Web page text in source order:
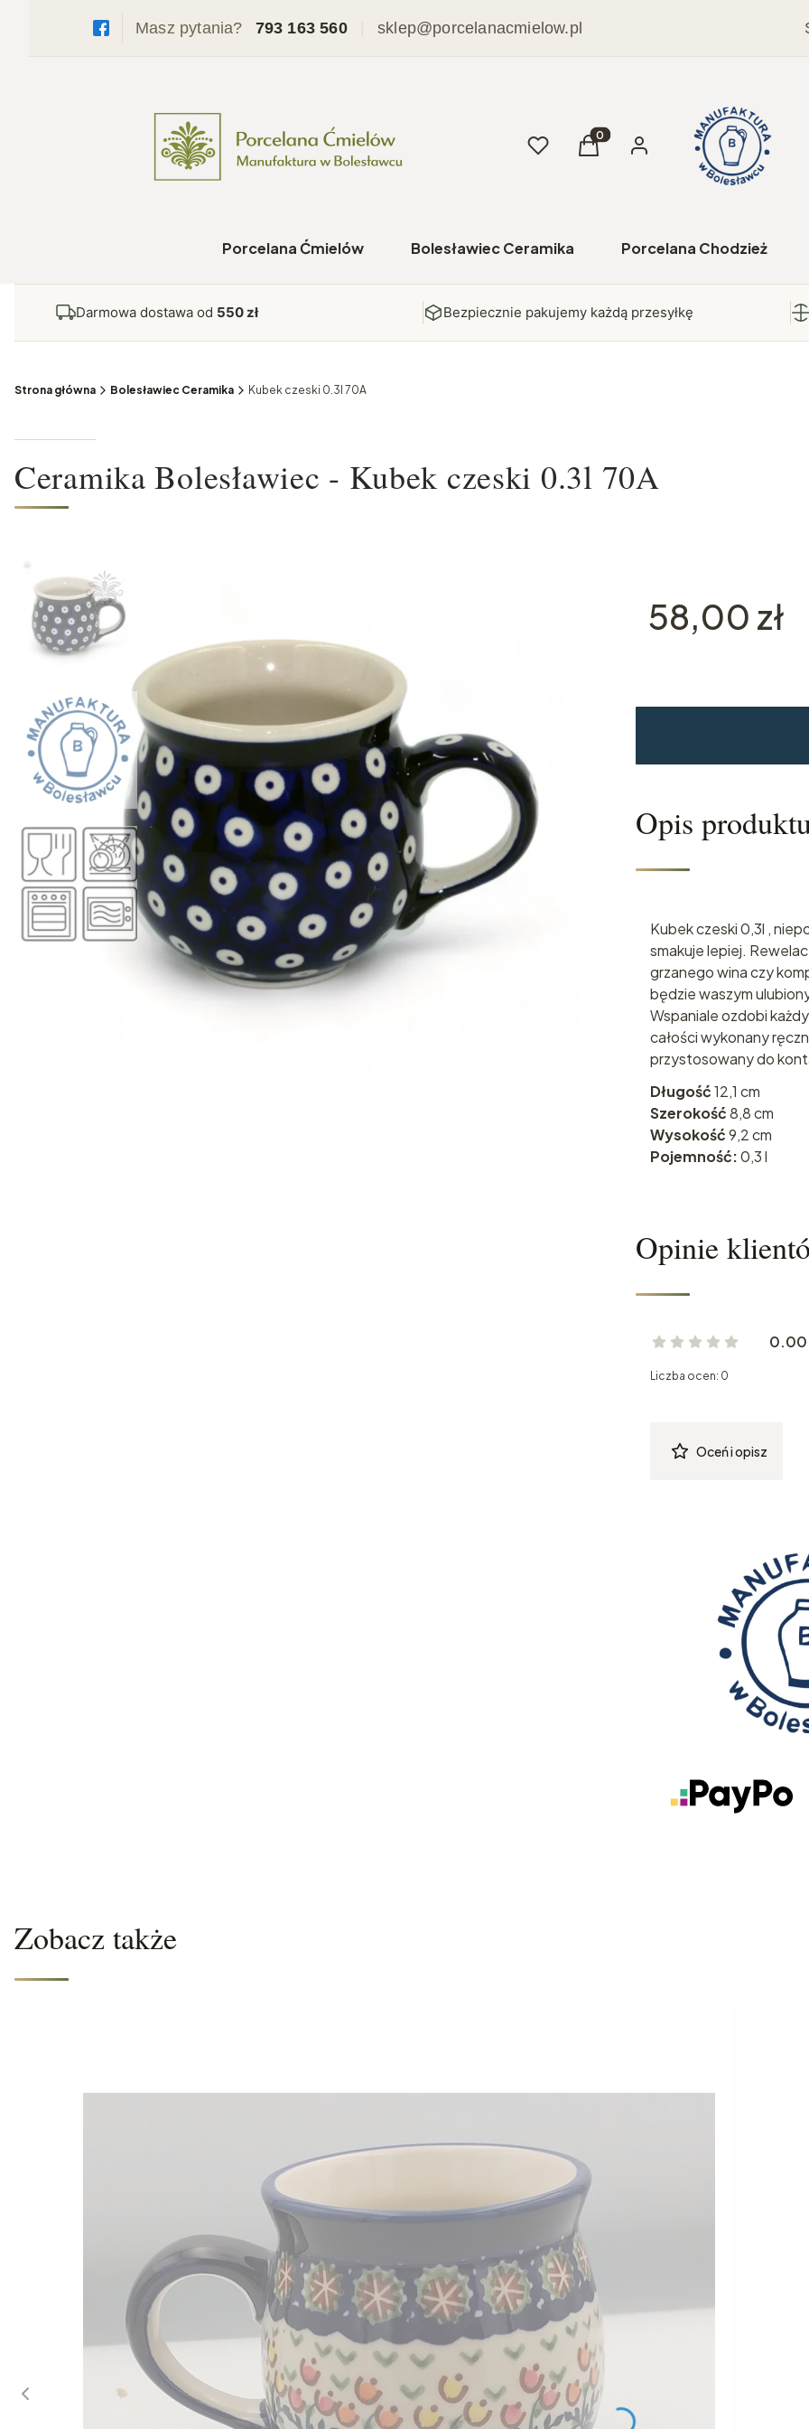
Masz pytania? 793 163 560 sklep@porcelanacmielow.pl
UlubioneProdukty w koszyku: 0. Zobacz
Koszyk Zaloguj się
Porcelana Ćmielów Bolesławiec Ceramika Porcelana Chodzież
Darmowa dostawa od 550 zł Bezpiecznie pakujemy każdą przesyłkę
Strona główna Bolesławiec Ceramika Kubek czeski 0.3l 70A
Ceramika Bolesławiec - Kubek czeski 0.3l 70A
Cena
58,00 zł
Opis
Kubek czeski 0,3l ,
smakuje lepiej.
grzanego wina czy
będzie waszym
Wspaniale ozdobi
całości wykonany
przystosowany do
Długość12,1 cm
Szerokość8,8 cm
Wysokość9,2 cm
Pojemność:0,3 l
Opinie
0.00
Liczba ocen: 0
Oceń i opisz
Zobacz także